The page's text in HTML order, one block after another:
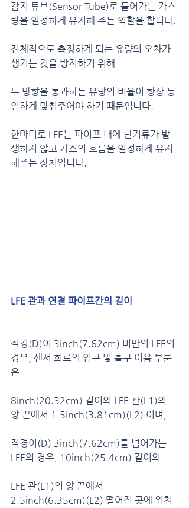
감지 튜브(Sensor Tube)로 들어가는 가스
량을 일정하게 유지해 주는 역할을 합니다.
전체적으로 측정하게 되는 유량의 오차가
생기는 것을 방지하기 위해
두 방향을 통과하는 유량의 비율이 항상 동
일하게 맞춰주어야 하기 때문입니다.
한마디로 LFE는 파이프 내에 난기류가 발
생하지 않고 가스의 흐름을 일정하게 유지
해주는 장치입니다.
LFE 관과 연결 파이프간의 길이
직경(D)이 3inch(7.62cm) 미만의 LFE의
경우, 센서 회로의 입구 및 출구 이음 부분
은
8inch(20.32cm) 길이의 LFE 관(L1)의
양 끝에서 1.5inch(3.81cm)(L2) 이며,
직경이(D) 3inch(7.62cm)를 넘어가는
LFE의 경우, 10inch(25.4cm) 길이의
LFE 관(L1)의 양 끝에서
2.5inch(6.35cm)(L2) 떨어진 곳에 위치